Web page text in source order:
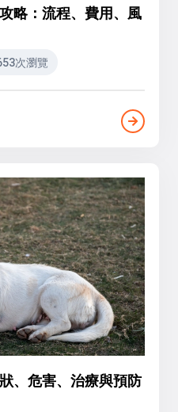
略：流程、費用、風
次瀏覽
、危害、治療與預防